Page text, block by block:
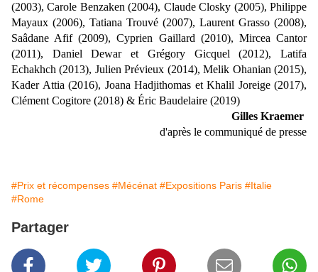
(2003), Carole Benzaken (2004), Claude Closky (2005), Philippe
Mayaux (2006), Tatiana Trouvé (2007), Laurent Grasso (2008),
Saâdane Afif (2009), Cyprien Gaillard (2010), Mircea Cantor
(2011), Daniel Dewar et Grégory Gicquel (2012), Latifa
Echakhch (2013), Julien Prévieux (2014), Melik Ohanian (2015),
Kader Attia (2016), Joana Hadjithomas et Khalil Joreige (2017),
Clément Cogitore (2018) & Éric Baudelaire (2019)
Gilles Kraemer
d'après le communiqué de presse
#Prix et récompenses #Mécénat #Expositions Paris #Italie
#Rome
Partager